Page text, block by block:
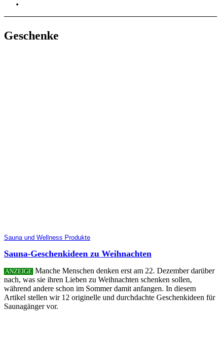
Geschenke
Sauna und Wellness Produkte
Sauna-Geschenkideen zu Weihnachten
ANZEIGE Manche Menschen denken erst am 22. Dezember darüber
nach, was sie ihren Lieben zu Weihnachten schenken sollen,
während andere schon im Sommer damit anfangen. In diesem
Artikel stellen wir 12 originelle und durchdachte Geschenkideen für
Saunagänger vor.